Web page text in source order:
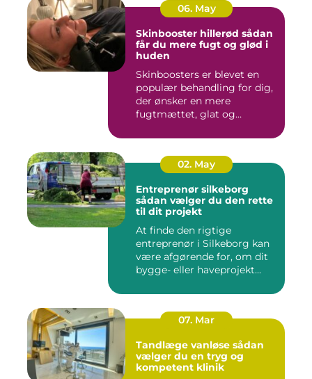
06. May
Skinbooster hillerød sådan
får du mere fugt og glød i
huden
Skinboosters er blevet en
populær behandling for dig,
der ønsker en mere
fugtmættet, glat og
02. May
Entreprenør silkeborg
sådan vælger du den rette
til dit projekt
At finde den rigtige
entreprenør i Silkeborg kan
være afgørende for, om dit
bygge- eller haveprojekt...
07. Mar
Tandlæge vanløse sådan
vælger du en tryg og
kompetent klinik